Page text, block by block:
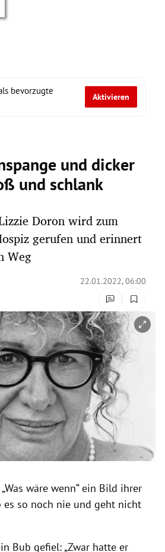
bevorzugte
Aktivieren
und dicker
und schlank
Doron wird zum
gerufen und erinnert
Weg
22.01.2022, 06:00
schließen
wäre wenn“ ein Bild ihrer
es so noch nie und geht nicht
Bub gefiel: „Zwar hatte er